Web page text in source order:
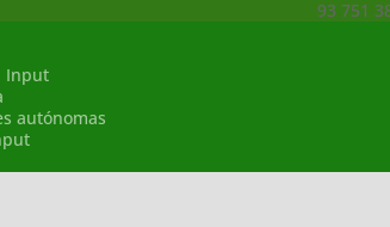
93 751
Input
autónomas